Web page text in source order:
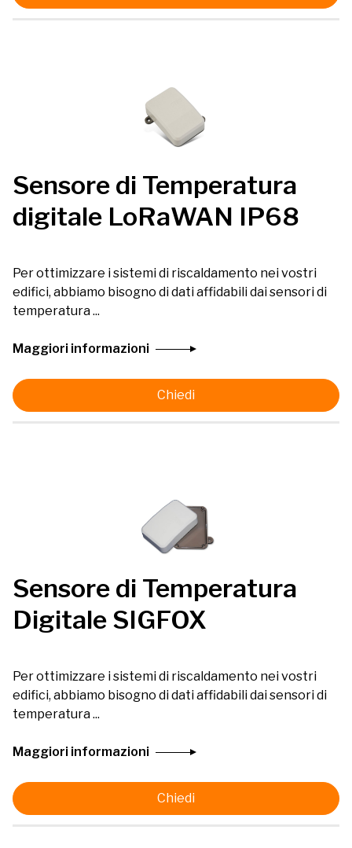
Sensore di Temperatura
digitale LoRaWAN IP68
Per ottimizzare i sistemi di riscaldamento nei vostri
edifici, abbiamo bisogno di dati affidabili dai sensori di
temperatura ...
Maggiori informazioni
Chiedi
Sensore di Temperatura
Digitale SIGFOX
Per ottimizzare i sistemi di riscaldamento nei vostri
edifici, abbiamo bisogno di dati affidabili dai sensori di
temperatura ...
Maggiori informazioni
Chiedi